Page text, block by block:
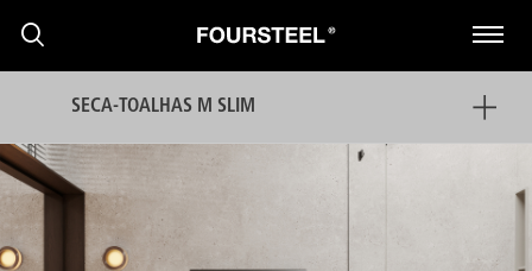
SECA-TOALHAS M SLIM